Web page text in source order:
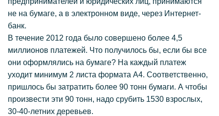
не на бумаге, а в электронном виде, через Интернет-
банк.
В течение 2012 года было совершено более 4,5
миллионов платежей. Что получилось бы, если бы все
они оформлялись на бумаге? На каждый платеж
уходит минимум 2 листа формата А4. Соответственно,
пришлось бы затратить более 90 тонн бумаги. А чтобы
произвести эти 90 тонн, надо срубить 1530 взрослых,
30-40-летних деревьев.